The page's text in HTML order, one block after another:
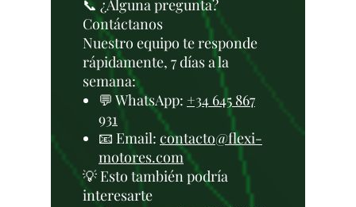
📞 ¿Alguna pregunta?
Contáctanos
Nuestro equipo te responde
rápidamente, 7 días a la
semana:
💬 WhatsApp: +34 645 867
931
📧 Email: contacto@flexi-
motores.com
💡 Esto también podría
interesarte